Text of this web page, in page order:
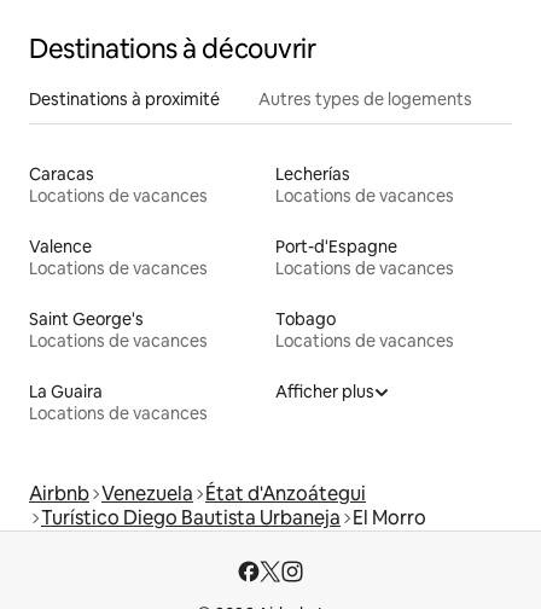
Destinations à découvrir
Destinations à proximité Autres types de logements
Caracas
Locations de vacances
Lecherías
Locations de vacances
Valence
Locations de vacances
Port-d'Espagne
Locations de vacances
Saint George's
Locations de vacances
Tobago
Locations de vacances
La Guaira
Locations de vacances
Afficher plus
Airbnb Venezuela État d'Anzoátegui
Turístico Diego Bautista Urbaneja El Morro